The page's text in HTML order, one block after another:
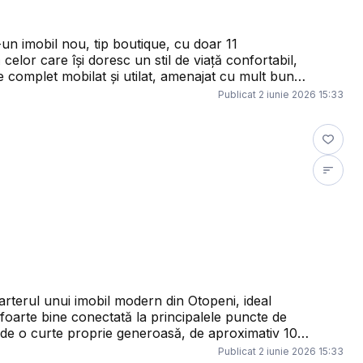
imobil nou, tip boutique, cu doar 11
care își doresc un stil de viață confortabil,
un ambient modern, rafinat și primitor.
Poziționarea dormitoarelor în zone opuse
proprie, tâmplărie PVC tripan
și încălzire prin pardoseală. Totul este nou,
aproape de tot ce aveți nevoie, într-o zonă
Publicat 2 iunie 2026 15:33
unui imobil modern din Otopeni, ideal
bine conectată la principalele puncte de
fie pentru relaxare, socializare sau un spațiu
Publicat 2 iunie 2026 15:33